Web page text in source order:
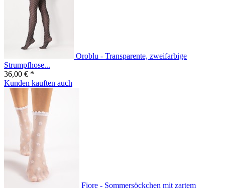
Oroblu - Transparente, zweifarbige
Strumpfhose...
36,00 € *
Kunden kauften auch
Fiore - Sommersöckchen mit zartem